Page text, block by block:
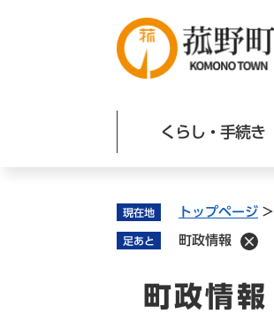
くらし・手続き
現在地 トップページ >
足あと 町政情報
町政情報